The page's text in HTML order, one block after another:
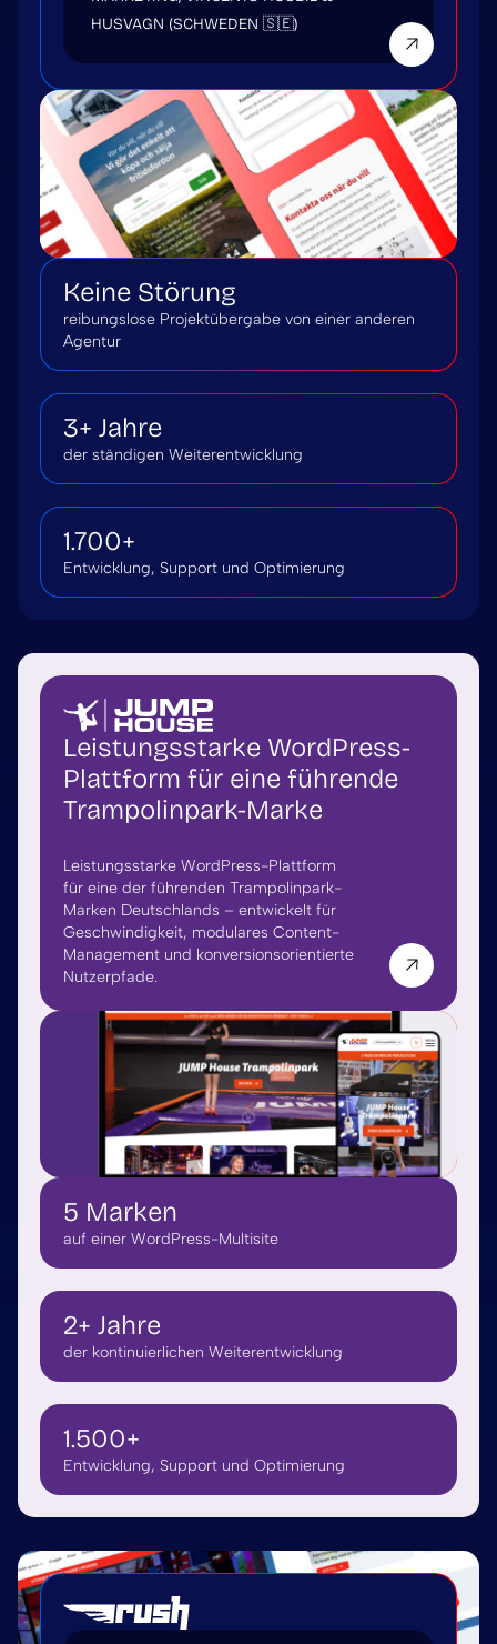
HUSVAGN (SCHWEDEN 🇸🇪)
Keine Störung
reibungslose Projektübergabe von einer anderen
Agentur
3+ Jahre
der ständigen Weiterentwicklung
1.700+
Entwicklung, Support und Optimierung
Leistungsstarke WordPress-
Plattform für eine führende
Trampolinpark-Marke
Leistungsstarke WordPress-Plattform
für eine der führenden Trampolinpark-
Marken Deutschlands – entwickelt für
Geschwindigkeit, modulares Content-
Management und konversionsorientierte
Nutzerpfade.
5 Marken
auf einer WordPress-Multisite
2+ Jahre
der kontinuierlichen Weiterentwicklung
1.500+
Entwicklung, Support und Optimierung